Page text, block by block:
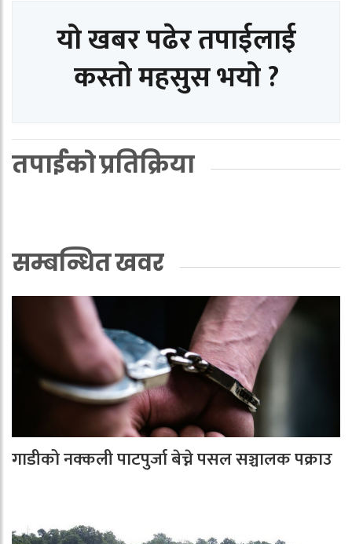
यो खबर पढेर तपाईलाई
कस्तो महसुस भयो ?
तपाईको प्रतिक्रिया
सम्बन्धित खवर
गाडीको नक्कली पाटपुर्जा बेच्ने पसल सञ्चालक पक्राउ